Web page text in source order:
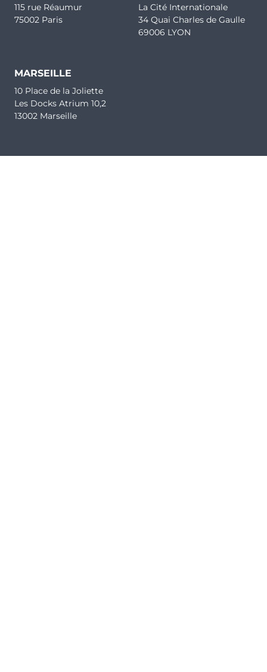
115 rue Réaumur
75002 Paris
La Cité Internationale
34 Quai Charles de Gaulle
69006 LYON
MARSEILLE
10 Place de la Joliette
Les Docks Atrium 10,2
13002 Marseille